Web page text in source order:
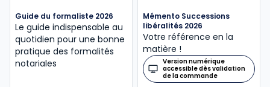
Guide du formaliste 2026
Le guide indispensable au
quotidien pour une bonne
pratique des formalités
notariales
Mémento Successions
libéralités 2026
Votre référence en la
matière !
Version numérique
accessible dès validation
de la commande